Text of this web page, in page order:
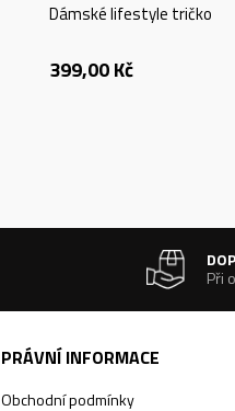
Dámské lifestyle tričko
399,00Kč
Při
PRÁVNÍ INFORMACE
Obchodní podmínky